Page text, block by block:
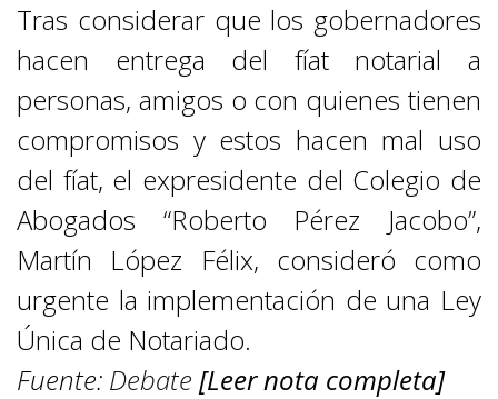
Tras considerar que los gobernadores
hacen entrega del fíat notarial a
personas, amigos o con quienes tienen
compromisos y estos hacen mal uso
del fíat, el expresidente del Colegio de
Abogados “Roberto Pérez Jacobo”,
Martín López Félix, consideró como
urgente la implementación de una Ley
Única de Notariado.
Fuente: Debate [Leer nota completa]